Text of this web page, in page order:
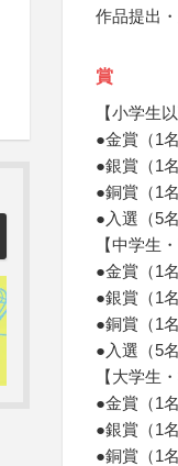
作品提出
賞
【小学生
●金賞（1
●銀賞（1
●銅賞（1
●入選（5
【中学生
●金賞（1
●銀賞（1
●銅賞（1
●入選（5
【大学生
●金賞（1
●銀賞（1
●銅賞（1